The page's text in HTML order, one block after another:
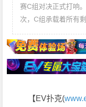
赛C组对决正式打响
次，C组承载着所有
【EV扑克(